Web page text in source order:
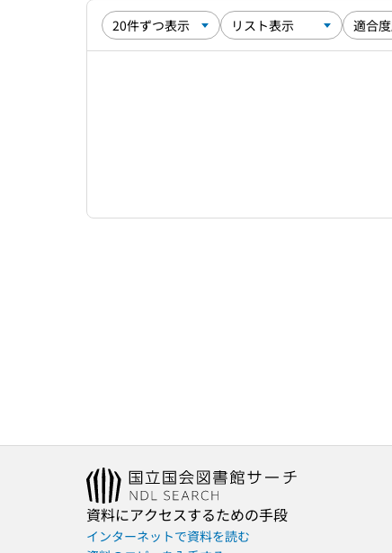
資料にアクセスするための手段
インターネットで資料を読む